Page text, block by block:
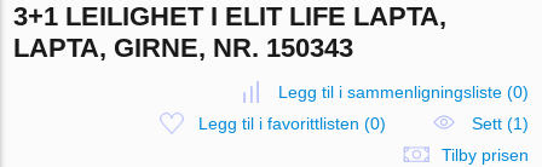
3+1 LEILIGHET I ELIT LIFE LAPTA,
LAPTA, GIRNE, NR. 150343
Legg til i sammenligningsliste(0)
Legg til i favorittlisten (0)
Sett (1)
Tilby prisen